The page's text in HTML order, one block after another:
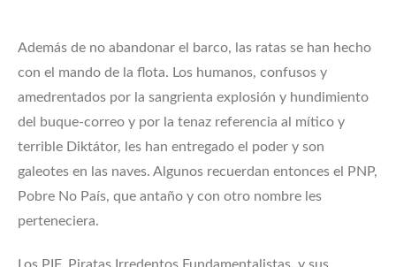
Además de no abandonar el barco, las ratas se han hecho
con el mando de la flota. Los humanos, confusos y
amedrentados por la sangrienta explosión y hundimiento
del buque-correo y por la tenaz referencia al mítico y
terrible Diktátor, les han entregado el poder y son
galeotes en las naves. Algunos recuerdan entonces el PNP,
Pobre No País, que antaño y con otro nombre les
perteneciera.